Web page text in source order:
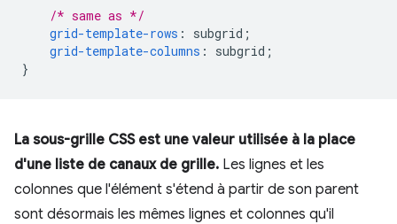
/* same as */
grid-template-rows : subgrid ;
grid-template-columns : subgrid ;
}
La sous-grille CSS est une valeur utilisée à la place
d'une liste de canaux de grille. Les lignes et les
colonnes que l'élément s'étend à partir de son parent
sont désormais les mêmes lignes et colonnes qu'il